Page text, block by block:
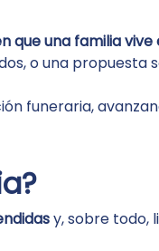
que una familia
o una propuesta
funeraria,
y, sobre todo,